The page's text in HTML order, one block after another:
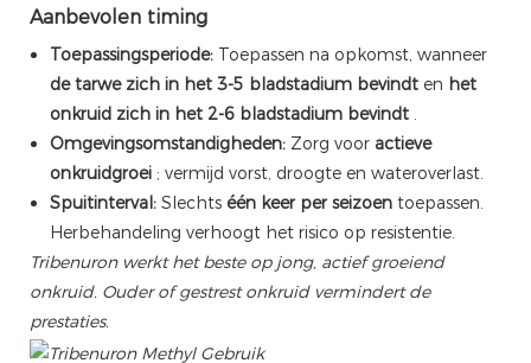
Aanbevolen timing
Toepassingsperiode:Toepassen na opkomst, wanneer
de tarwe zich in het 3-5 bladstadium bevindten het
onkruid zich in het 2-6 bladstadium bevindt.
Omgevingsomstandigheden:Zorg voor actieve
onkruidgroei; vermijd vorst, droogte en wateroverlast.
Spuitinterval:Slechts één keer per seizoentoepassen.
Herbehandeling verhoogt het risico op resistentie.
Tribenuron werkt het beste op jong, actief groeiend
onkruid. Ouder of gestrest onkruid vermindert de
prestaties.